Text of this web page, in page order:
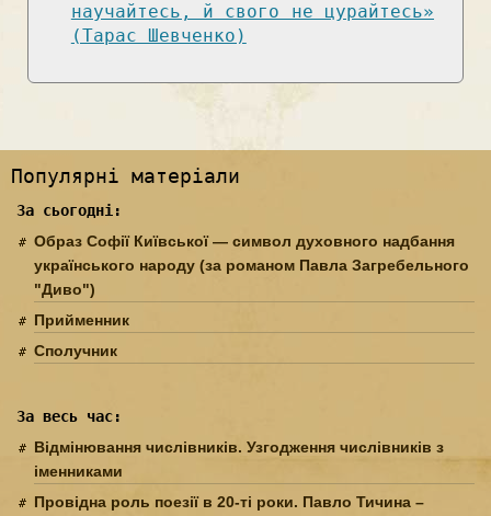
научайтесь, й свого не цурайтесь»
(Тарас Шевченко)
Популярні матеріали
За сьогодні:
Образ Софії Київської — символ духовного надбання
українського народу (за романом Павла Загребельного
"Диво")
Прийменник
Сполучник
За весь час:
Відмінювання числівників. Узгодження числівників з
іменниками
Провідна роль поезії в 20-ті роки. Павло Тичина –